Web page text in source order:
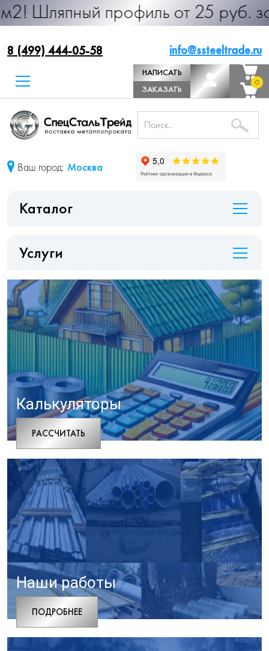
профиль от 25 руб. за м.п.
8 (499) 444-05-58 info@ssteeltrade.ru
НАПИСАТЬ
ДИРЕКТОРУ
ЗАКАЗАТЬ
ЗВОНОК
0
0
Ваш город: Москва
Каталог
Услуги
Калькуляторы
РАCСЧИТАТЬ
Наши работы
ПОДРОБНЕЕ